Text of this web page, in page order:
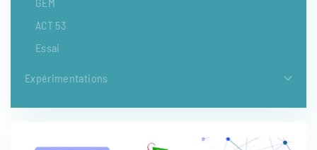
ACT 53
Essai
Expérimentations